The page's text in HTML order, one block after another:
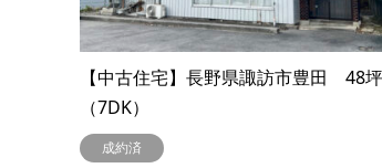
【中古住宅】長野県諏訪市豊田 48坪
（7DK）
成約済